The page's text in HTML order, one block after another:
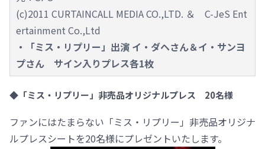
(c)2011 CURTAINCALL MEDIA CO.,LTD. ＆ C-JeS Ent
ertainment Co.,Ltd
・「ミス・リプリー」出演 イ・ダヘさん＆イ・サンヨ
プさん サイン入りプレス各1枚
◆「ミス・リプリー」非売品オリジナルプレス 20名様
ファンにはたまらない「ミス・リプリー」非売品オリジナ
ルプレスシートを20名様にプレゼントいたします。